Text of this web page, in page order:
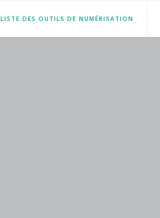
LISTE DES OUTILS DE NUMÉRISATION